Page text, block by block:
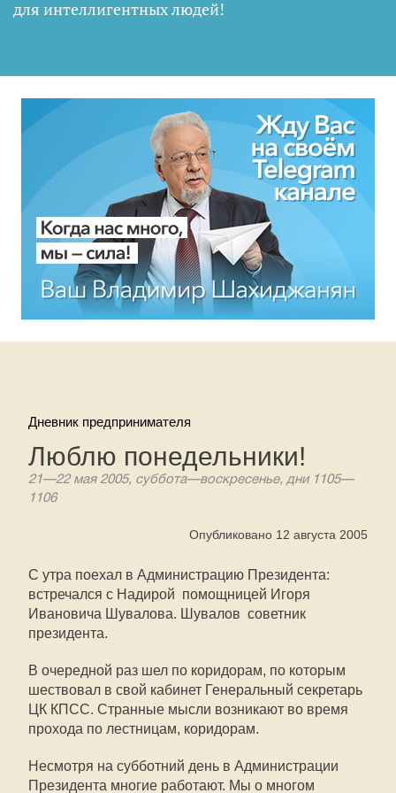
для интеллигентных людей!
Дневник предпринимателя
Люблю понедельники!
21—22 мая 2005, суббота—воскресенье, дни 1105—
1106
Опубликовано 12 августа 2005
С утра поехал в Администрацию Президента:
встречался с Надирой  помощницей Игоря
Ивановича Шувалова. Шувалов  советник
президента.
В очередной раз шел по коридорам, по которым
шествовал в свой кабинет Генеральный секретарь
ЦК КПСС. Странные мысли возникают во время
прохода по лестницам, коридорам.
Несмотря на субботний день в Администрации
Президента многие работают. Мы о многом